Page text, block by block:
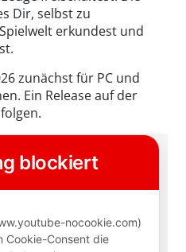
Dir, selbst zu
erkundest und
zunächst für PC und
Ein Release auf der